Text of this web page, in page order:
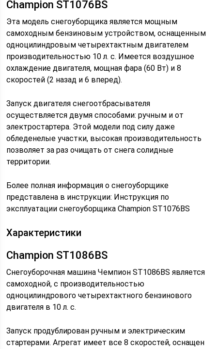
Champion ST1076BS
Эта модель снегоуборщика является мощным
самоходным бензиновым устройством, оснащенным
одноцилиндровым четырехтактным двигателем
производительностью 10 л. с. Имеется воздушное
охлаждение двигателя, мощная фара (60 Вт) и 8
скоростей (2 назад и 6 вперед).
Запуск двигателя снегоотбрасывателя
осуществляется двумя способами: ручным и от
электростартера. Этой модели под силу даже
обледенелые участки, высокая производительность
позволяет за раз очищать от снега солидные
территории.
Более полная информация о снегоуборщике
представлена в инструкции: Инструкция по
эксплуатации снегоуборщика Champion ST1076BS
Характеристики
Champion ST1086BS
Снегоуборочная машина Чемпион ST1086BS является
самоходной, с производительностью
одноцилиндрового четырехтактного бензинового
двигателя в 10 л. с.
Запуск продублирован ручным и электрическим
стартерами. Агрегат имеет все 8 скоростей, оснащен